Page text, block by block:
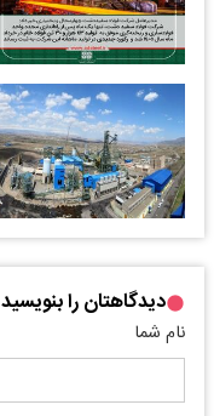
دیدگاهتان را بنویسید
نام شما